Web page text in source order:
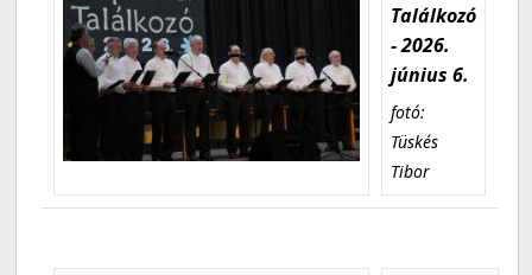
Találkozó
- 2026.
június 6.
fotó:
Tüskés
Tibor